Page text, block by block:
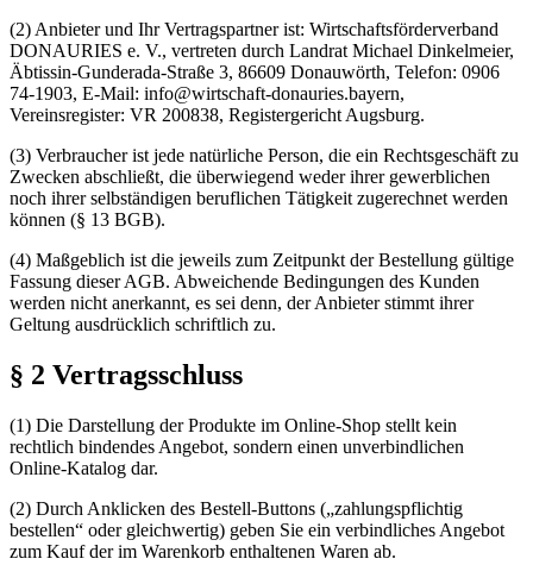
(2) Anbieter und Ihr Vertragspartner ist: Wirtschaftsförderverband
DONAURIES e. V., vertreten durch Landrat Michael Dinkelmeier,
Äbtissin-Gunderada-Straße 3, 86609 Donauwörth, Telefon: 0906
74-1903, E-Mail: info@wirtschaft-donauries.bayern,
Vereinsregister: VR 200838, Registergericht Augsburg.
(3) Verbraucher ist jede natürliche Person, die ein Rechtsgeschäft zu
Zwecken abschließt, die überwiegend weder ihrer gewerblichen
noch ihrer selbständigen beruflichen Tätigkeit zugerechnet werden
können (§ 13 BGB).
(4) Maßgeblich ist die jeweils zum Zeitpunkt der Bestellung gültige
Fassung dieser AGB. Abweichende Bedingungen des Kunden
werden nicht anerkannt, es sei denn, der Anbieter stimmt ihrer
Geltung ausdrücklich schriftlich zu.
§ 2 Vertragsschluss
(1) Die Darstellung der Produkte im Online-Shop stellt kein
rechtlich bindendes Angebot, sondern einen unverbindlichen
Online-Katalog dar.
(2) Durch Anklicken des Bestell-Buttons („zahlungspflichtig
bestellen“ oder gleichwertig) geben Sie ein verbindliches Angebot
zum Kauf der im Warenkorb enthaltenen Waren ab.